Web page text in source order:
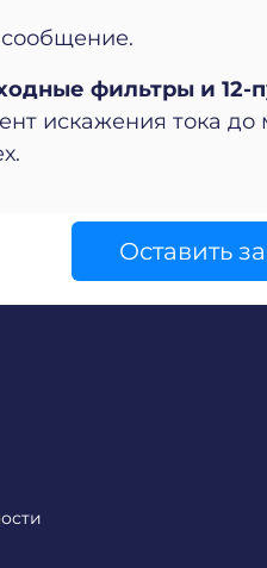
фильтры и 12-
искажения тока до
Оставить